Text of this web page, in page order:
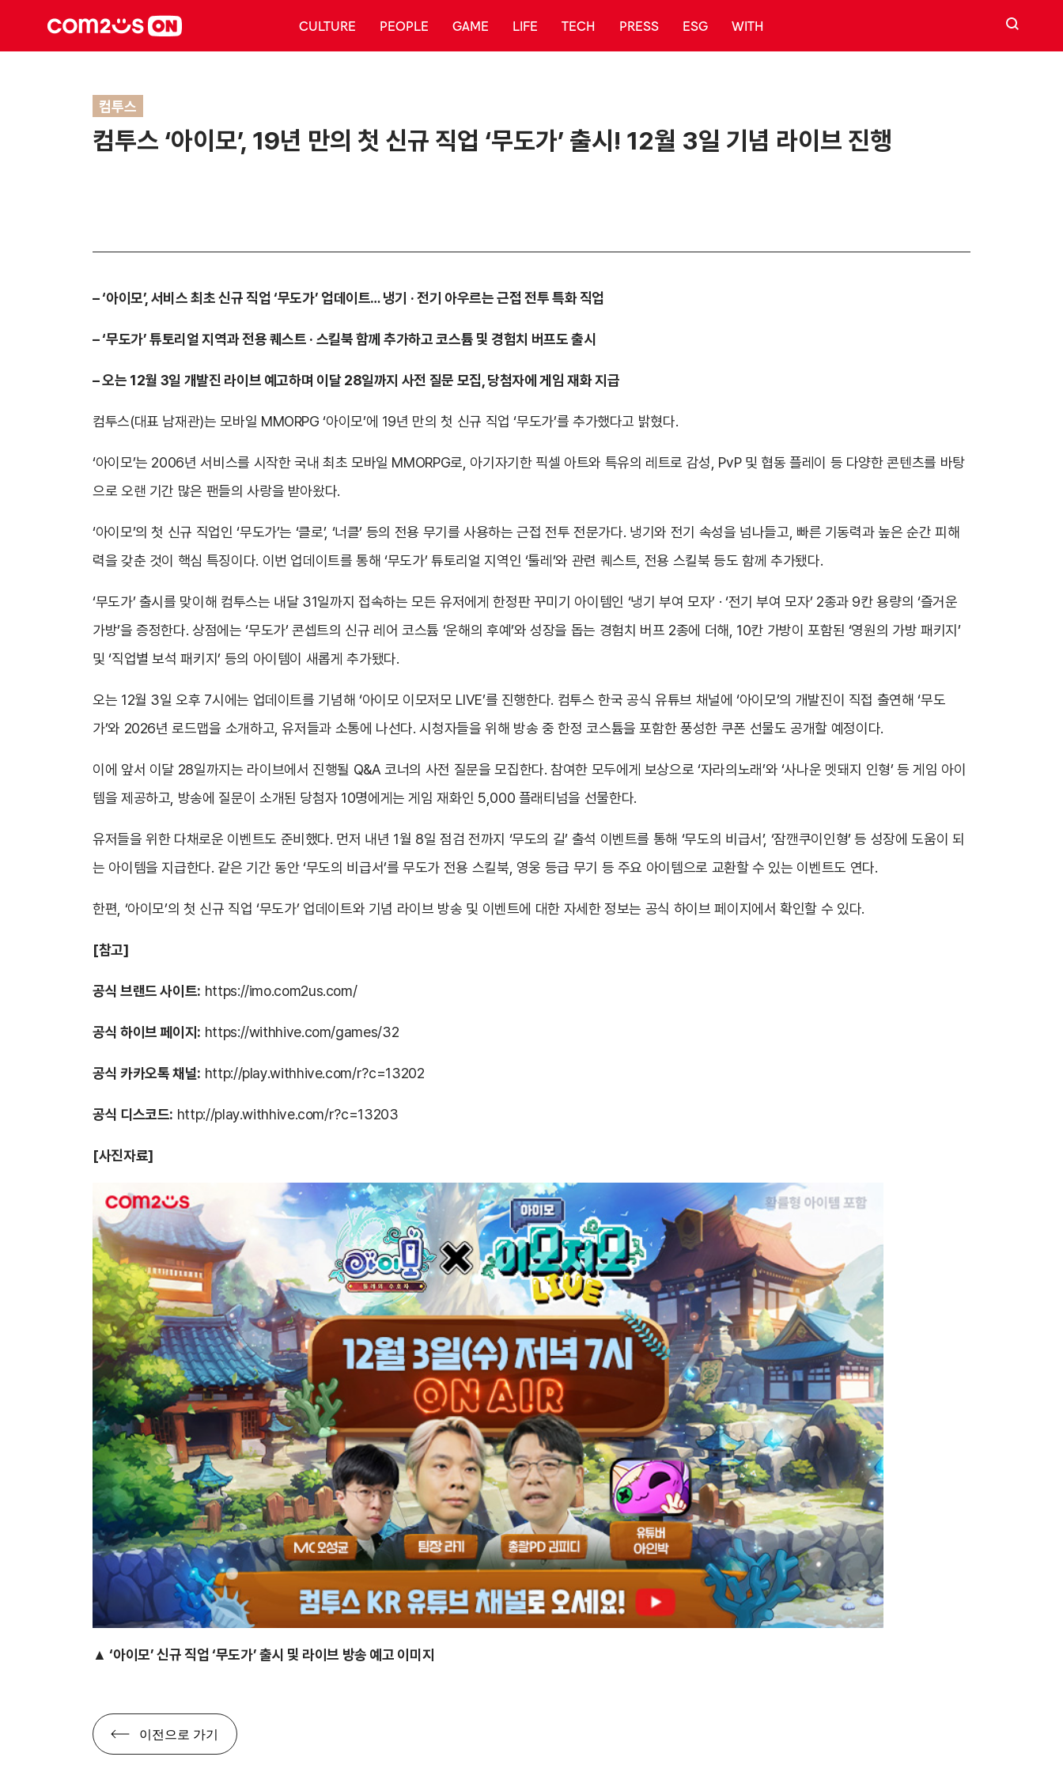
CULTURE PEOPLE GAME LIFE TECH PRESS ESG WITH 검색
컴투스
컴투스 ‘아이모’, 19년 만의 첫 신규 직업 ‘무도가’ 출시! 12월 3일 기념 라이브 진행
– ‘아이모’, 서비스 최초 신규 직업 ‘무도가’ 업데이트… 냉기 · 전기 아우르는 근접 전투 특화 직업
– ‘무도가’ 튜토리얼 지역과 전용 퀘스트 · 스킬북 함께 추가하고 코스튬 및 경험치 버프도 출시
– 오는 12월 3일 개발진 라이브 예고하며 이달 28일까지 사전 질문 모집, 당첨자에 게임 재화 지급
컴투스(대표 남재관)는 모바일 MMORPG ‘아이모’에 19년 만의 첫 신규 직업 ‘무도가’를 추가했다고 밝혔다.
‘아이모’는 2006년 서비스를 시작한 국내 최초 모바일 MMORPG로, 아기자기한 픽셀 아트와 특유의 레트로 감성, PvP 및 협동 플레이 등 다양한 콘텐츠를 바탕
으로 오랜 기간 많은 팬들의 사랑을 받아왔다.
‘아이모’의 첫 신규 직업인 ‘무도가’는 ‘클로’, ‘너클’ 등의 전용 무기를 사용하는 근접 전투 전문가다. 냉기와 전기 속성을 넘나들고, 빠른 기동력과 높은 순간 피해
력을 갖춘 것이 핵심 특징이다. 이번 업데이트를 통해 ‘무도가’ 튜토리얼 지역인 ‘툴레’와 관련 퀘스트, 전용 스킬북 등도 함께 추가됐다.
‘무도가’ 출시를 맞이해 컴투스는 내달 31일까지 접속하는 모든 유저에게 한정판 꾸미기 아이템인 ‘냉기 부여 모자’ · ‘전기 부여 모자’ 2종과 9칸 용량의 ‘즐거운
가방’을 증정한다. 상점에는 ‘무도가’ 콘셉트의 신규 레어 코스튬 ‘운해의 후예’와 성장을 돕는 경험치 버프 2종에 더해, 10칸 가방이 포함된 ‘영원의 가방 패키지’
및 ‘직업별 보석 패키지’ 등의 아이템이 새롭게 추가됐다.
오는 12월 3일 오후 7시에는 업데이트를 기념해 ‘아이모 이모저모 LIVE’를 진행한다. 컴투스 한국 공식 유튜브 채널에 ‘아이모’의 개발진이 직접 출연해 ‘무도
가’와 2026년 로드맵을 소개하고, 유저들과 소통에 나선다. 시청자들을 위해 방송 중 한정 코스튬을 포함한 풍성한 쿠폰 선물도 공개할 예정이다.
이에 앞서 이달 28일까지는 라이브에서 진행될 Q&A 코너의 사전 질문을 모집한다. 참여한 모두에게 보상으로 ‘자라의노래’와 ‘사나운 멧돼지 인형’ 등 게임 아이
템을 제공하고, 방송에 질문이 소개된 당첨자 10명에게는 게임 재화인 5,000 플래티넘을 선물한다.
유저들을 위한 다채로운 이벤트도 준비했다. 먼저 내년 1월 8일 점검 전까지 ‘무도의 길’ 출석 이벤트를 통해 ‘무도의 비급서’, ‘잠깬쿠이인형’ 등 성장에 도움이 되
는 아이템을 지급한다. 같은 기간 동안 ‘무도의 비급서’를 무도가 전용 스킬북, 영웅 등급 무기 등 주요 아이템으로 교환할 수 있는 이벤트도 연다.
한편, ‘아이모’의 첫 신규 직업 ‘무도가’ 업데이트와 기념 라이브 방송 및 이벤트에 대한 자세한 정보는 공식 하이브 페이지에서 확인할 수 있다.
[참고]
공식 브랜드 사이트: https://imo.com2us.com/
공식 하이브 페이지: https://withhive.com/games/32
공식 카카오톡 채널: http://play.withhive.com/r?c=13202
공식 디스코드: http://play.withhive.com/r?c=13203
[사진자료]
▲ ‘아이모’ 신규 직업 ‘무도가’ 출시 및 라이브 방송 예고 이미지
이전으로 가기